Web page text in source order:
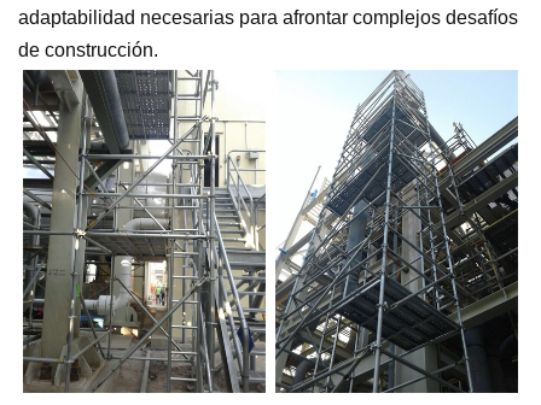
adaptabilidad necesarias para afrontar complejos desafíos
de construcción.